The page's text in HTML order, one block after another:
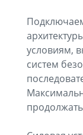
условиям,
систем